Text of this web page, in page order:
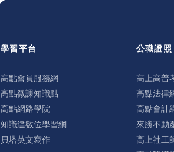
學習平台
高點會員服務網
高點微課知識點
高點網路學院
知識達數位學習網
貝塔英文寫作
公職證照
高上高普
高點法律
高點會計
來勝不動
高上社工